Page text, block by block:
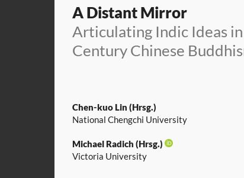
A Distant Mirror
Articulating Indic Ideas
Century Chinese
Chen-kuo Lin (Hrsg.)
National Chengchi University
Michael Radich (Hrsg.)
Victoria University